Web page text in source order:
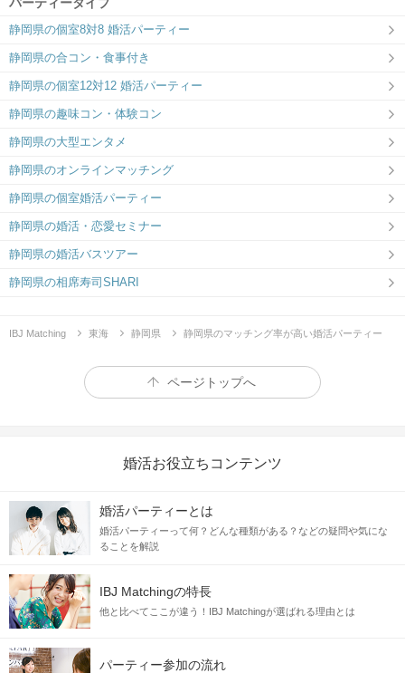
静岡県の個室8対8 婚活パーティー
静岡県の合コン・食事付き
静岡県の個室12対12 婚活パーティー
静岡県の趣味コン・体験コン
静岡県の大型エンタメ
静岡県のオンラインマッチング
静岡県の個室婚活パーティー
静岡県の婚活・恋愛セミナー
静岡県の婚活バスツアー
静岡県の相席寿司SHARI
IBJ Matching 東海 静岡県 静岡県のマッチング率が高い婚活パーティー
ページトップへ
婚活お役立ちコンテンツ
婚活パーティーとは
婚活パーティーって何？どんな種類がある？などの疑問や気にな
ることを解説
IBJ Matchingの特長
他と比べてここが違う！IBJ Matchingが選ばれる理由とは
パーティー参加の流れ